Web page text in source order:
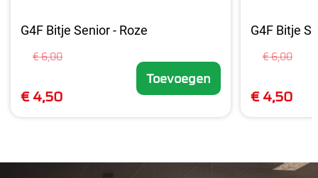
G4F Bitje Senior - Roze
€ 6,00
€ 4,50
Toevoegen
G4F Bitje
€ 6,00
€ 4,50